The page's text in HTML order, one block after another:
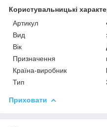
Користувальницькі
Артикул
Вид
Вік
Призначення
Країна-виробник
Тип
Приховати